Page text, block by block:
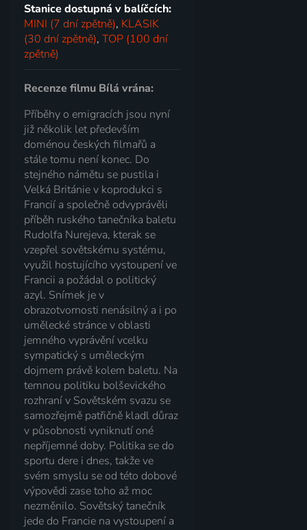
Stanice dostupná v balíčcích:
MINI (7 dní zpětně), KLASIK
(30 dní zpětně),TOP (100 dní
zpětně)
Recenze filmu Bílá vrána:
Příběhy o emigracích jsou nyní
již několik let především
doménou českých filmařů a
stále tomu není konec. Do
stejného námětu se pustila i
Velká Británie v koprodukci s
Francií a společně odvyprávěli
příběh ruského tanečníka baletu
Rudolfa Nurejeva, kterak se
vzepřel sovětskému systému,
využil hostujícího vystoupení ve
Francii a požádal o politický
azyl. Snímek je v
obrazotvornosti nenásilný a i po
umělecké stránce v oblasti
jemného vyprávění vcelku
sympatický s uměleckým
dojmem právě kolem baletu. Na
temnou politiku bolševického
rozhraní v Sovětském svazu se
samozřejmě patřičně kladl důraz
v působnosti vyniknutí oné
nepříjemné doby. Politika se do
sportu dere i dnes, takže ve
svém smyslu se od této dobové
výpovědi zase toho až moc
nezměnilo. Sovětský tanečník
jede do Francie na vystoupení a